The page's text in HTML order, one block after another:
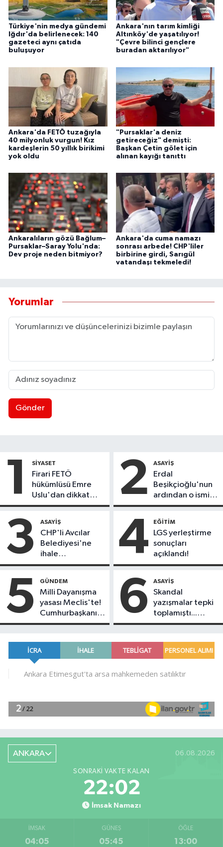
Türkiye'nin medya gündemi
Iğdır'da belirlenecek: 140
gazeteci aynı çatıda
buluşuyor
Ankara'nın tarım kimliği
Altınköy'de yaşatılıyor!
"Çevre bilinci gençlere
buradan aktarılıyor"
Ankara'da FETÖ tuzağıyla
40 milyonluk vurgun! Kız
kardeşlerin 50 yıllık birikimi
yok oldu
"Pursaklar'a deniz
getireceğiz" demişti:
Başkan Çetin gölet için
alınan kayığı tanıttı
Ankaralıların gözü Bağlum–
Pursaklar–Saray Yolu'nda:
Dev proje neden bitmiyor?
Ankara'da cuma namazı
sonrası arbede! CHP'liler
birbirine girdi, Sarıgül
vatandaşı tekmeledi!
Yorumlar
Gönder
1 SIYASET
Firari FETÖ
hükümlüsü Emre
Uslu'dan dikkat
çeken açıklamalar:
bölünmesinde aktif
rol oynadık"
2 ASAYIŞ
Erdal
Beşikçioğlu'nun
ardından o ismin
de kokain testi
3 ASAYIŞ
CHP'li Avcılar
Belediyesi'ne
ihale
operasyonu: Çok
var
4 EĞITIM
LGS yerleştirme
sonuçları
açıklandı!
5 GÜNDEM
Milli Dayanışma
yasası Meclis'te!
Cumhurbaşkanı
Erdoğan'dan ilk
6 ASAYIŞ
Skandal
yazışmalar tepki
toplamıştı...
Koray Beşli
tutuklama kararı
geldi!
ANKARA 06.08.2026
SONRAKI VAKTE KALAN
22:02
İmsak Namazı
İMSAK
04:05
GÜNEŞ
05:45
ÖĞLE
13:00